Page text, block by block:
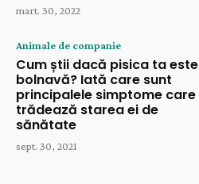
mart. 30, 2022
Animale de companie
Cum știi dacă pisica ta este
bolnavă? Iată care sunt
principalele simptome care
trădează starea ei de
sănătate
sept. 30, 2021